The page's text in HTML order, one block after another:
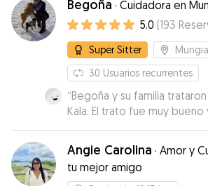
Begoña · Cuidadora en
5.0 (193
Super Sitter Mungia
30 Usuarios recurrentes
“Begoña y su familia
Kala. El trato fue muy
tienen para los perros está
puedan jugar estando al
sin duda”
Angie Carolina · Amor y
tu mejor amigo